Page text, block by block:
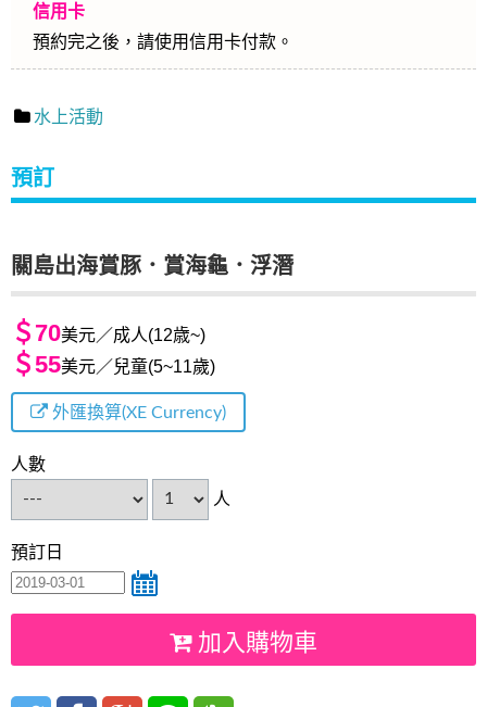
信用卡
預約完之後，請使用信用卡付款。
水上活動
預訂
關島出海賞豚．賞海龜．浮潛
＄70美元／成人(12歳~)
＄55美元／兒童(5~11歲)
外匯換算(XE Currency)
人數
人
預訂日
加入購物車